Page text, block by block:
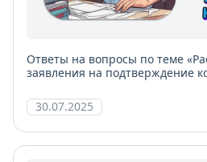
Ответы на вопросы по теме
заявления на подтверждение
30.07.2025